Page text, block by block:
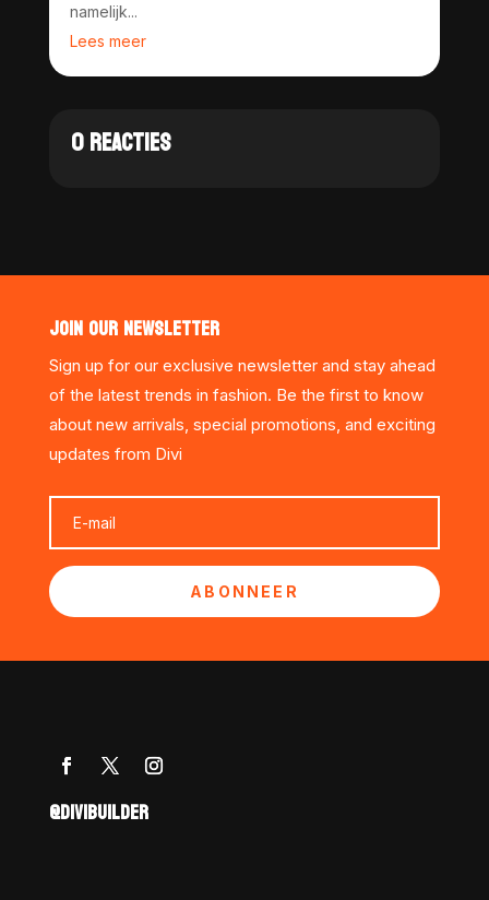
namelijk...
Lees meer
0 REACTIES
JOIN OUR NEWSLETTER
Sign up for our exclusive newsletter and stay ahead
of the latest trends in fashion. Be the first to know
about new arrivals, special promotions, and exciting
updates from Divi
ABONNEER
@DIVIBUILDER